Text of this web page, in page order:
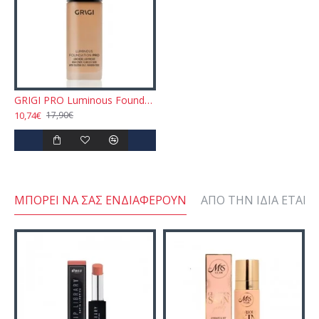
GRIGI PRO Luminous Foundation - Golden Sand N.28 30gr
10,74€ 17,90€
ΜΠΟΡΕΊ ΝΑ ΣΑΣ ΕΝΔΙΑΦΈΡΟΥΝ ΑΠΌ ΤΗΝ ΊΔΙΑ